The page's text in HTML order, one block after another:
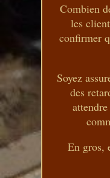
Combien
les
confirmer
Soyez
des
En gros,